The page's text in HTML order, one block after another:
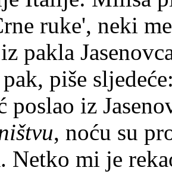
ruke', neki
pakla
piše
poslao iz
, noću su
Netko mi je